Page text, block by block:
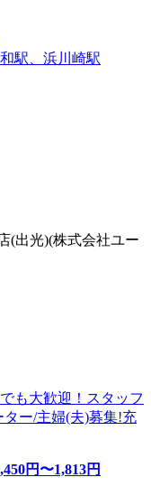
駅、浜川崎駅
(出光)(株式会社ユー
も大歓迎！スタッフ
ー/主婦(夫)募集!充
円〜1,813円